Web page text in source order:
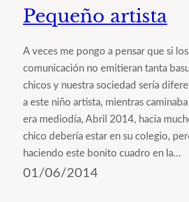
Pequeño artista
A veces me pongo a pensar que si
comunicación no emitieran tanta
chicos y nuestra sociedad sería
a este niño artista, mientras
era mediodía, Abril 2014, hacia
chico debería estar en su colegio,
haciendo este bonito cuadro en la…
01/06/2014